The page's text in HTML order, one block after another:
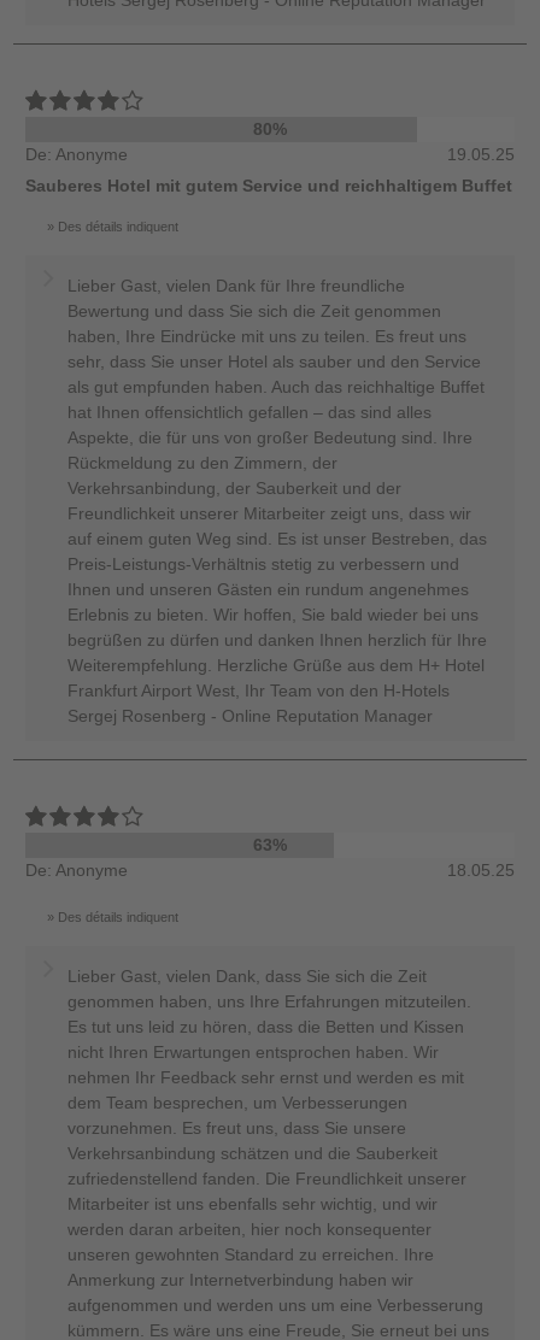
80%
De: Anonyme
19.05.25
Sauberes Hotel mit gutem Service und reichhaltigem Buffet
Des détails indiquent
Lieber Gast, vielen Dank für Ihre freundliche
Bewertung und dass Sie sich die Zeit genommen
haben, Ihre Eindrücke mit uns zu teilen. Es freut uns
sehr, dass Sie unser Hotel als sauber und den Service
als gut empfunden haben. Auch das reichhaltige Buffet
hat Ihnen offensichtlich gefallen – das sind alles
Aspekte, die für uns von großer Bedeutung sind. Ihre
Rückmeldung zu den Zimmern, der
Verkehrsanbindung, der Sauberkeit und der
Freundlichkeit unserer Mitarbeiter zeigt uns, dass wir
auf einem guten Weg sind. Es ist unser Bestreben, das
Preis-Leistungs-Verhältnis stetig zu verbessern und
Ihnen und unseren Gästen ein rundum angenehmes
Erlebnis zu bieten. Wir hoffen, Sie bald wieder bei uns
begrüßen zu dürfen und danken Ihnen herzlich für Ihre
Weiterempfehlung. Herzliche Grüße aus dem H+ Hotel
Frankfurt Airport West, Ihr Team von den H-Hotels
Sergej Rosenberg - Online Reputation Manager
63%
De: Anonyme
18.05.25
Des détails indiquent
Lieber Gast, vielen Dank, dass Sie sich die Zeit
genommen haben, uns Ihre Erfahrungen mitzuteilen.
Es tut uns leid zu hören, dass die Betten und Kissen
nicht Ihren Erwartungen entsprochen haben. Wir
nehmen Ihr Feedback sehr ernst und werden es mit
dem Team besprechen, um Verbesserungen
vorzunehmen. Es freut uns, dass Sie unsere
Verkehrsanbindung schätzen und die Sauberkeit
zufriedenstellend fanden. Die Freundlichkeit unserer
Mitarbeiter ist uns ebenfalls sehr wichtig, und wir
werden daran arbeiten, hier noch konsequenter
unseren gewohnten Standard zu erreichen. Ihre
Anmerkung zur Internetverbindung haben wir
aufgenommen und werden uns um eine Verbesserung
kümmern. Es wäre uns eine Freude, Sie erneut bei uns